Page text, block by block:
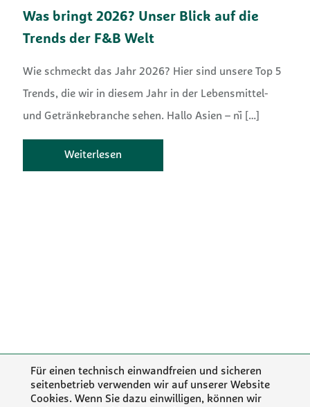
Was bringt 2026? Unser Blick auf die
Trends der F&B Welt
Wie schmeckt das Jahr 2026? Hier sind unsere Top 5
Trends, die wir in diesem Jahr in der Lebensmittel-
und Getränkebranche sehen. Hallo Asien – nǐ […]
Weiterlesen
Für einen technisch einwandfreien und sicheren
seitenbetrieb verwenden wir auf unserer Website
Cookies. Wenn Sie dazu einwilligen, können wir